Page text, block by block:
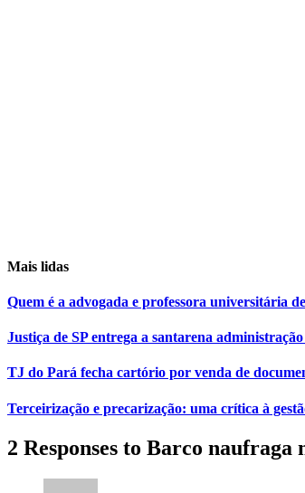
Mais lidas
Quem é a advogada e professora universitária
Justiça de SP entrega a santarena
TJ do Pará fecha cartório por venda de
Terceirização e precarização: uma crítica à
2 Responses to Barco naufraga